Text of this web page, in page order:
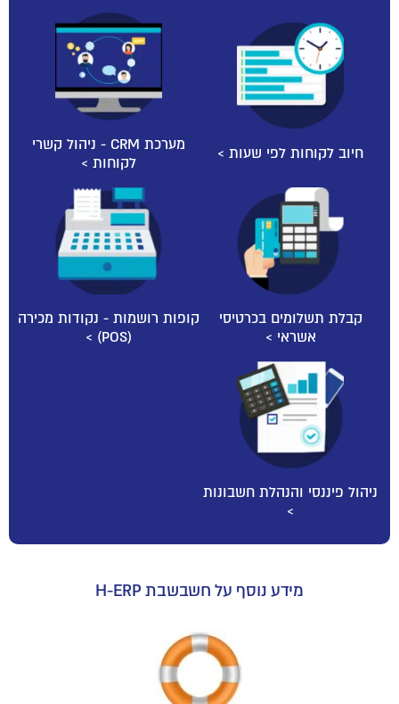
חיוב לקוחות לפי שעות >
מערכת CRM - ניהול קשרי
לקוחות >
קבלת תשלומים בכרטיסי
אשראי >
קופות רושמות - נקודות מכירה
(POS) >
ניהול פיננסי והנהלת חשבונות
>
מידע נוסף על חשבשבת H-ERP